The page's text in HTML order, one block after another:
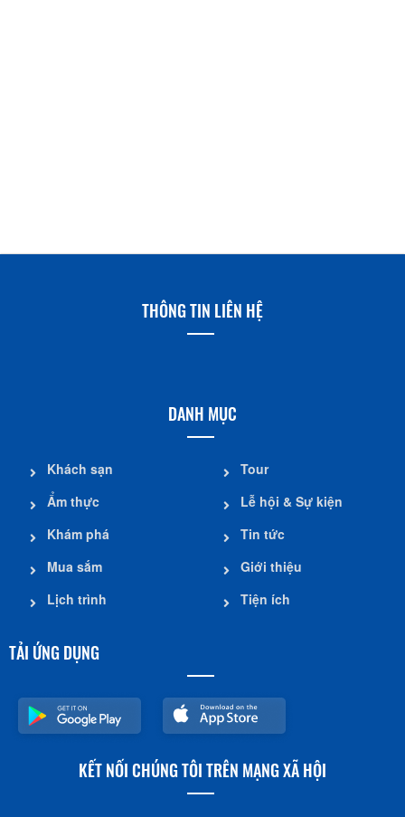
THÔNG TIN LIÊN HỆ
DANH MỤC
Khách sạn
Ẩm thực
Khám phá
Mua sắm
Lịch trình
Tour
Lễ hội & Sự kiện
Tin tức
Giới thiệu
Tiện ích
TẢI ỨNG DỤNG
KẾT NỐI CHÚNG TÔI TRÊN MẠNG XÃ HỘI